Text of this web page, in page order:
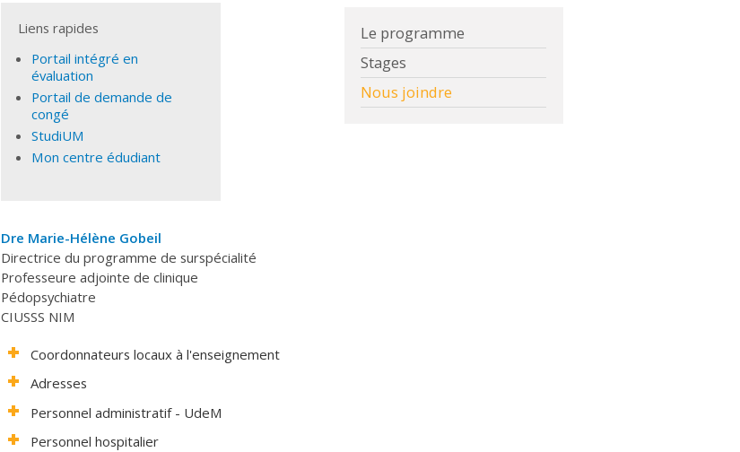
Liens rapides
Portail intégré en
évaluation
Portail de demande de
congé
StudiUM
Mon centre édudiant
Le programme
Stages
Nous joindre
Dre Marie-Hélène Gobeil
Directrice du programme de surspécialité
Professeure adjointe de clinique
Pédopsychiatre
CIUSSS NIM
Coordonnateurs locaux à l'enseignement
Adresses
Personnel administratif - UdeM
Personnel hospitalier